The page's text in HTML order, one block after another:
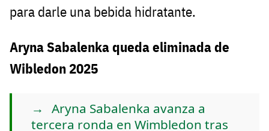
para darle una bebida hidratante.
Aryna Sabalenka queda eliminada de
Wibledon 2025
Aryna Sabalenka avanza a
tercera ronda en Wimbledon tras